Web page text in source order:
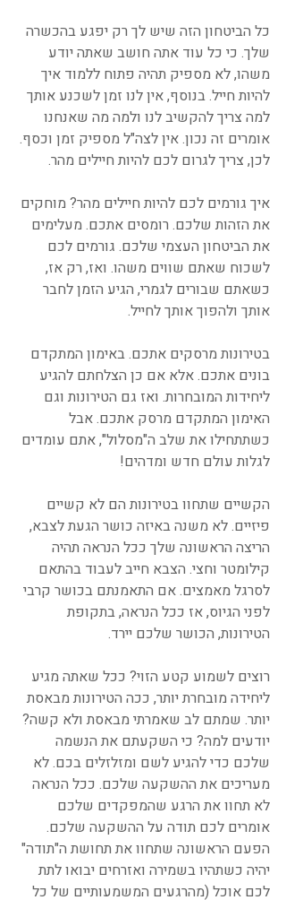
כל הביטחון הזה שיש לך רק יפגע בהכשרה
שלך. כי כל עוד אתה חושב שאתה יודע
משהו, לא מספיק תהיה פתוח ללמוד איך
להיות חייל. בנוסף, אין לנו זמן לשכנע אותך
למה צריך להקשיב לנו ולמה מה שאנחנו
אומרים זה נכון. אין לצה"ל מספיק זמן וכסף.
לכן, צריך לגרום לכם להיות חיילים מהר.
איך גורמים לכם להיות חיילים מהר? מוחקים
את הזהות שלכם. רומסים אתכם. מעלימים
את הביטחון העצמי שלכם. גורמים לכם
לשכוח שאתם שווים משהו. ואז, רק אז,
כשאתם שבורים לגמרי, הגיע הזמן לחבר
אותך ולהפוך אותך לחייל.
בטירונות מרסקים אתכם. באימון המתקדם
בונים אתכם. אלא אם כן הצלחתם להגיע
ליחידות המובחרות. ואז גם הטירונות וגם
האימון המתקדם מרסק אתכם. אבל
כשתתחילו את שלב ה"מסלול", אתם עומדים
לגלות עולם חדש ומדהים!
הקשיים שתחוו בטירונות הם לא קשיים
פיזיים. לא משנה באיזה כושר הגעת לצבא,
הריצה הראשונה שלך ככל הנראה תהיה
קילומטר וחצי. הצבא חייב לעבוד בהתאם
לסרגל מאמצים. אם התאמנתם בכושר קרבי
לפני הגיוס, אז ככל הנראה, בתקופת
הטירונות, הכושר שלכם יירד.
רוצים לשמוע קטע הזוי? ככל שאתה מגיע
ליחידה מובחרת יותר, ככה הטירונות מבאסת
יותר. שמתם לב שאמרתי מבאסת ולא קשה?
יודעים למה? כי השקעתם את הנשמה
שלכם כדי להגיע לשם ומזלזלים בכם. לא
מעריכים את ההשקעה שלכם. ככל הנראה
לא תחוו את הרגע שהמפקדים שלכם
אומרים לכם תודה על ההשקעה שלכם.
הפעם הראשונה שתחוו את תחושת ה"תודה"
יהיה כשתהיו בשמירה ואזרחים יבואו לתת
לכם אוכל (מהרגעים המשמעותיים של כל